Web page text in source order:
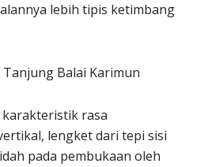
lebih tipis ketimbang
Tanjung Balai Karimun
karakteristik rasa
lengket dari tepi sisi
pada pembukaan oleh